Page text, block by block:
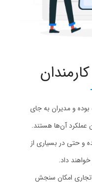
و مدیران به جای
عملکرد آن‌ها هستند.
و حتی در بسیاری از
داد.
تجاری امکان سنجش